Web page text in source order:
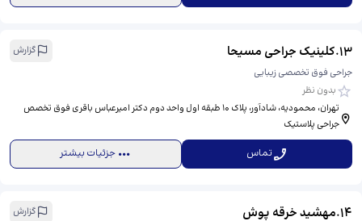
13
.کلینیک جراحی مسیحا
گزارش
جراحی فوق تخصصی زیبایی
بدون نظر
تهران، محمودیه، شادآور، ​پلاک ۱۰ طبقه اول واحد دوم دکتر امیرعباس باقری فوق تخصص
جراحی پلاستیک
تماس جزئیات بیشتر
14
.مهشید خرقه پوش
گزارش